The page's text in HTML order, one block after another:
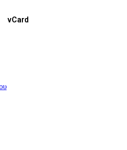
vCard